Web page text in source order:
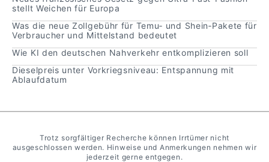
stellt Weichen für Europa
Was die neue Zollgebühr für Temu‑ und Shein‑Pakete für
Verbraucher und Mittelstand bedeutet
Wie KI den deutschen Nahverkehr entkomplizieren soll
Dieselpreis unter Vorkriegsniveau: Entspannung mit
Ablaufdatum
Trotz sorgfältiger Recherche können Irrtümer nicht
ausgeschlossen werden. Hinweise und Anmerkungen nehmen wir
jederzeit gerne entgegen.